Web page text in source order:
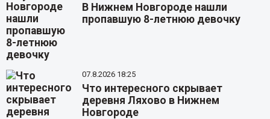
В Нижнем Новгороде нашли
пропавшую 8-летнюю девочку
07.8.2026 18:25
Что интересного скрывает
деревня Ляхово в Нижнем
Новгороде